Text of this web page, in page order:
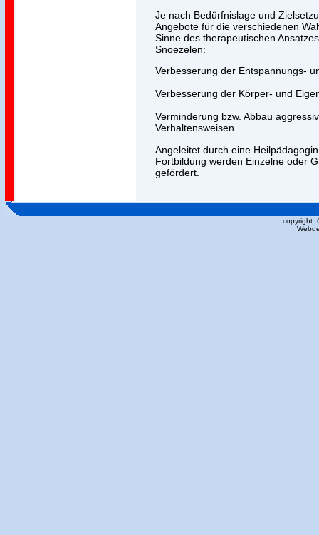
Je nach Bedürfnislage und
Angebote für die verschiedenen
Sinne des therapeutischen
Snoezelen:
Verbesserung der Entspannungs-
Verbesserung der Körper- und
Verminderung bzw. Abbau
Verhaltensweisen.
Angeleitet durch eine
Fortbildung werden Einzelne oder
gefördert.
copyright: